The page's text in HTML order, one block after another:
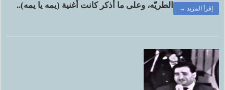
الطريّه، وعلى ما أذكر كانت أغنية (يمه يا يمه)..
إقرأ المزيد →